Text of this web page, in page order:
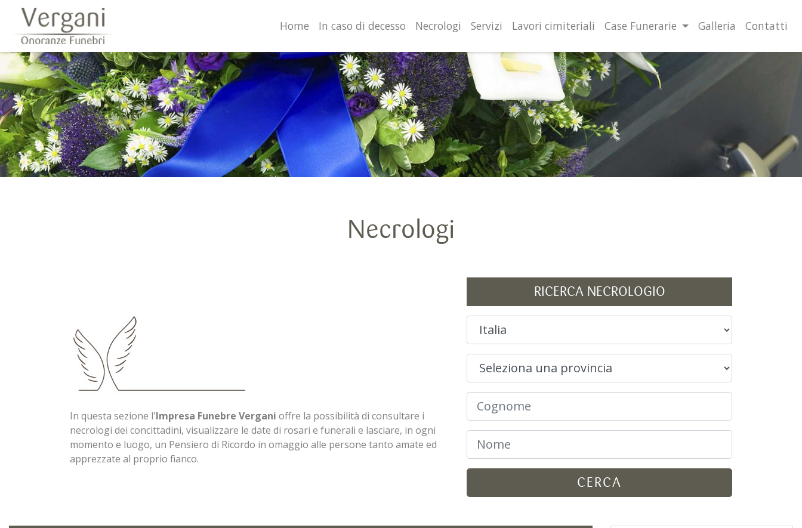
Home In caso di decesso Necrologi Servizi Lavori cimiteriali Case Funerarie Galleria Contatti
Necrologi
In questa sezione l'Impresa Funebre Vergani offre la possibilità di consultare i
necrologi dei concittadini, visualizzare le date di rosari e funerali e lasciare, in ogni
momento e luogo, un Pensiero di Ricordo in omaggio alle persone tanto amate ed
apprezzate al proprio fianco.
RICERCA NECROLOGIO
CERCA
Questo sito o gli strumenti terzi da questo utilizzati si avvalgono di cookie necessari al funzionamento ed utili alle finalità illustrate nella cookie policy. Chiudendo questo banner,
scorrendo questa pagina, cliccando su un link o proseguendo la navigazione in altra maniera, acconsenti all’uso dei cookie. Ulteriori informazioni OK